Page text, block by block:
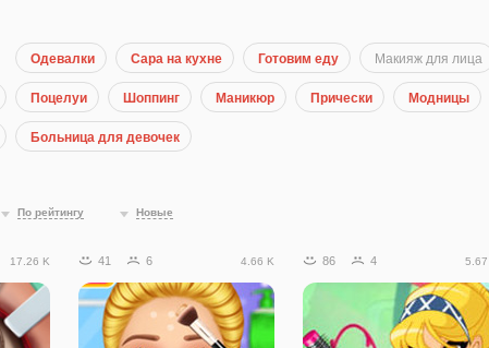
Одевалки Сара на кухне Готовим еду Макияж для лица
Поцелуи Шоппинг Маникюр Прически Модницы
Больница для девочек
По рейтингу Новые
17.26 K 41 6 4.66 K 86 4 5.67